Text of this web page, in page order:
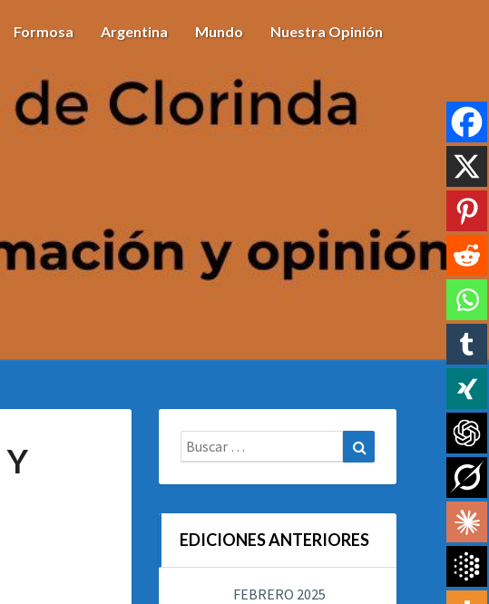
Formosa Argentina Mundo Nuestra Opinión
Buscar:
EDICIONES ANTERIORES
FEBRERO 2025